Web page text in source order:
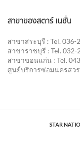
สาขาของสตาร์ เนชั่น
สาขาสระบุรี : Tel. 036-
สาขาราชบุรี : Tel. 032-
สาขาขอนแก่น : Tel.
ศูนย์บริการซ่อมนครสวร
STAR